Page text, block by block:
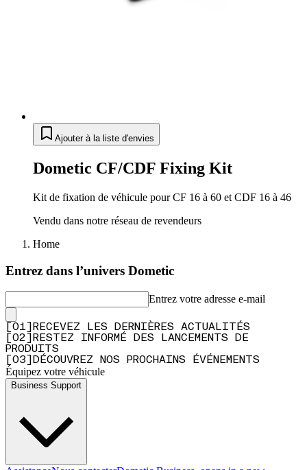
Ajouter à la liste d'envies
Dometic CF/CDF Fixing Kit
Kit de fixation de véhicule pour CF 16 à 60 et CDF 16 à 46
Vendu dans notre réseau de revendeurs
Home
Entrez dans l’univers Dometic
Entrez votre adresse e-mail
01
RECEVEZ LES DERNIÈRES ACTUALITÉS
02
RESTEZ INFORMÉ DES LANCEMENTS DE
PRODUITS
03 DÉCOUVREZ NOS PROCHAINS ÉVÉNEMENTS
Équipez votre véhicule
Business Support